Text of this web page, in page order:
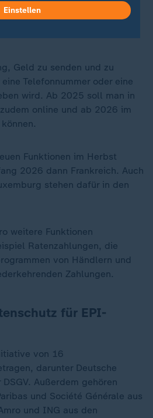
Ende November verfügbar,
und die Direktbank ING
Geld zu senden und zu
Telefonnummer oder eine
wird. Ab 2025 soll man in
online und ab 2026 im
Funktionen im Herbst
2026 dann Frankreich. Auch
stehen dafür in den
weitere Funktionen
Ratenzahlungen, die
von Händlern und
Zahlungen.
für EPI-
von 16
darunter Deutsche
Außerdem gehören
und Société Générale aus
und ING aus den
Einstellen